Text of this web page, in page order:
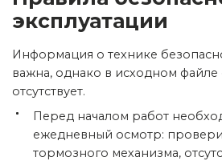
эксплуатации
Информация о технике
важна, однако в исходном
отсутствует.
Перед началом работ
ежедневный осмотр:
тормозного механизма,